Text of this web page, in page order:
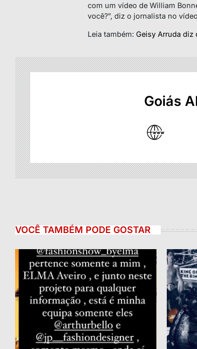
com um vídeo de William
você?”, diz o jornalista no
Leia também: Geisy Arruda diz
Goiás
VOCÊ TAMBÉM PODE GOSTAR